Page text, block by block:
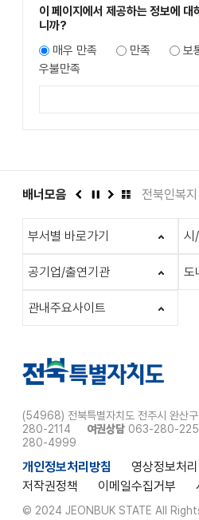
이 페이지에서 제공하는 정보에 대
니까?
매우 만족
만족 보
우불만족
배너모음
서관 인권상담 1331 전북인복지
부서별 바로가기 시
공기업/출연기관 도
관내주요사이트
(54968) 전북특별자치도 전주시 완산
280-2114
여권상담 063-280-
280-4999
개인정보처리방침
영상정보처
저작권정책
이메일수집거부
© 2024 JEONBUK STATE All